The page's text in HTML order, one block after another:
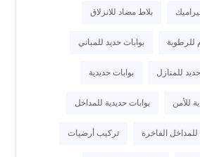
بلاط مضاد للانزلاق
للرطوبة بوابات حديد للمباني
للمنازل بوابات حديدية
للأمن بوابات حديدية للمداخل
للمداخل الفاخرة تركيب أرضيات